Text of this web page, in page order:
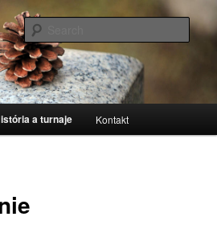
Bystrica
a turnaje Kontakt